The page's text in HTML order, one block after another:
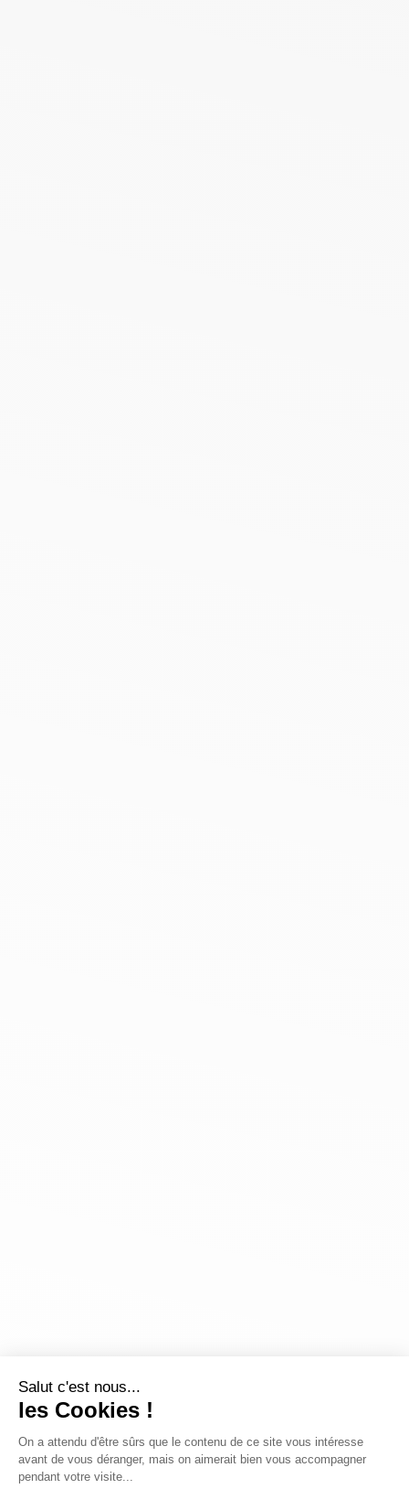
Salut c'est nous...
les Cookies !
On a attendu d'être sûrs que le contenu de ce site vous intéresse
avant de vous déranger, mais on aimerait bien vous accompagner
pendant votre visite...